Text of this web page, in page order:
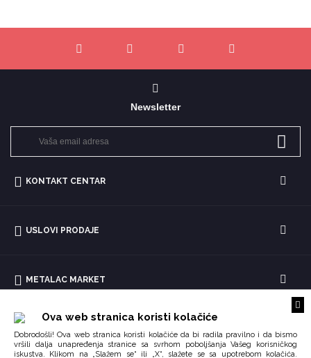
Ova web stranica koristi kolačiće
Dobrodošli! Ova web stranica koristi kolačiće da bi radila pravilno i da bismo
vršili dalja unapređenja stranice sa svrhom poboljšanja Vašeg korisničkog
iskustva. Klikom na „Slažem se“ ili „X“, slažete se sa upotrebom kolačića.
Newsletter
KONTAKT CENTAR
USLOVI PRODAJE
METALAC MARKET